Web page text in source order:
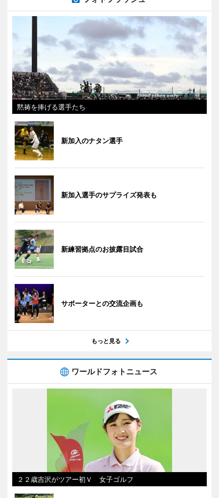
黙祷を捧げる選手たち
新加入のナタン選手
新加入選手のサプライズ発表も
新練習拠点のお披露目試合
サポーターとの交流企画も
もっと見る
ワールドフォトニュース
２２歳吉沢がツアー初Ｖ 女子ゴルフ